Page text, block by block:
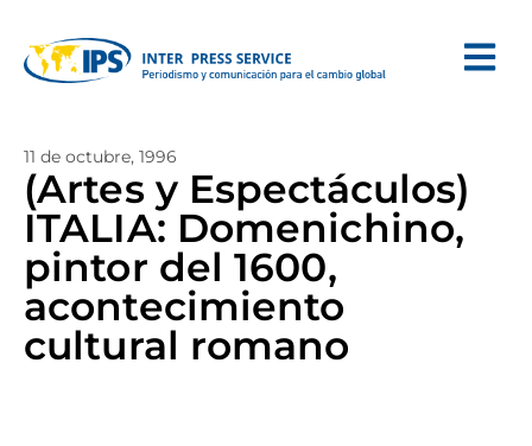
11 de octubre, 1996
(Artes y Espectáculos)
ITALIA: Domenichino,
pintor del 1600,
acontecimiento
cultural romano